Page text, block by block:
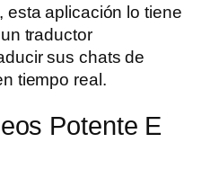
esta aplicación lo tiene
traductor
sus chats de
tiempo real.
Potente E